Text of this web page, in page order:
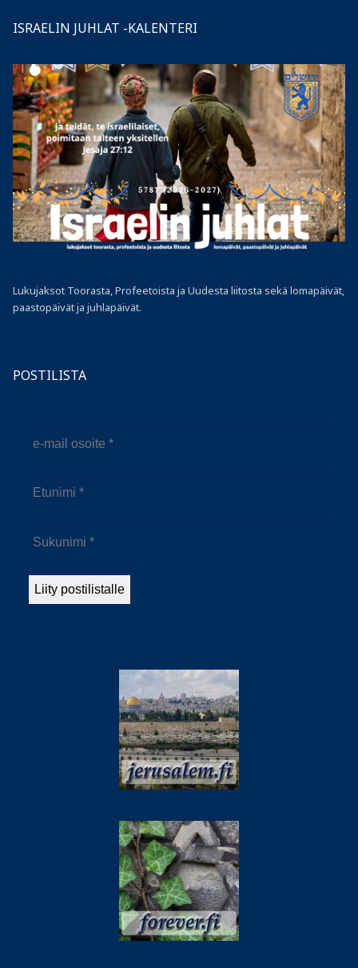
ISRAELIN JUHLAT -KALENTERI
Lukujaksot Toorasta, Profeetoista ja Uudesta liitosta sekä lomapäivät,
paastopäivät ja juhlapäivät.
POSTILISTA